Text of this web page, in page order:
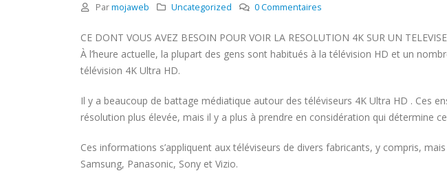
Par mojaweb Uncategorized 0 Commentaires
CE DONT VOUS AVEZ BESOIN POUR VOIR LA RESOLUTION 4K SUR UN
À l’heure actuelle, la plupart des gens sont habitués à la télévision HD et un
télévision 4K Ultra HD.
Il y a beaucoup de battage médiatique autour des téléviseurs 4K Ultra HD . Ces
résolution plus élevée, mais il y a plus à prendre en considération qui détermine
Ces informations s’appliquent aux téléviseurs de divers fabricants, y compris,
Samsung, Panasonic, Sony et Vizio.